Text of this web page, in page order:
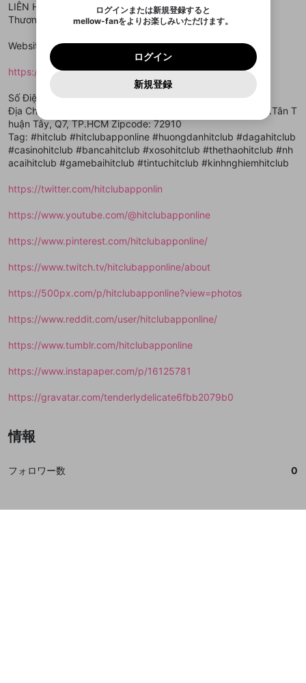
LIÊN HỆ VỚI CHÚNG TÔI
Thương Hiệu: hitclub
Website:
https://hitclubapp.online
Số Điện Thoại: (+84) 35 661 3211
Địa Chỉ: Số KE42, 43, đường Huỳnh Tân Phát, khu phố 1, P.Tân T
huận Tây, Q7, TP.HCM Zipcode: 72910
Tag: #hitclub #hitclubapponline #huongdanhitclub #dagahitclub
#casinohitclub #bancahitclub #xosohitclub #thethaohitclub #nh
acaihitclub #gamebaihitclub #tintuchitclub #kinhnghiemhitclub
https://twitter.com/hitclubapponlin
https://www.youtube.com/@hitclubapponline
https://www.pinterest.com/hitclubapponline/
https://www.twitch.tv/hitclubapponline/about
https://500px.com/p/hitclubapponline?view=photos
https://www.reddit.com/user/hitclubapponline/
https://www.tumblr.com/hitclubapponline
https://www.instapaper.com/p/16125781
https://gravatar.com/tenderlydelicate6fbb2079b0
情報
フォロワー数 0
キャンセル OK
OK
ファンレターを作成
動画プレイリストを選択
動画のプレイリストを一つ選択すると、そのプレイ
ることができます。
動画プレイリストを選択
動画プレイリストがありません
閉じる
を確認しました。
確認しました
Google
Yahoo! JAPAN
Appleでサインアップ
mellow-fanの利用規約・プライバシーポリシー ・外部
サービスとのID連携に関する同意事項に同意頂いた上
で、次にお進みください
次にお進みください。
アカウント作成
mellow-fanからのお得な情報をメールで受
Google
Yahoo! JAPAN
Appleでサインイン
mellow-fanの利用規約・プライバシーポリシー ・外部
サービスとのID連携に関する同意事項に同意頂いた上
で、次にお進みください
ログイン
パスワードを忘れた方はこちら
アカウントをお持ちですか？アカウントを作成する
ログインまたは新規登録すると
mellow-fanをよりお楽しみいただけます。
ログイン
新規登録
再設定する
のでご確認ください
OK
ご登録いただいた情報はサービスの向上を目的
として使用いたします。
一部サービスをご利用いただくには、生年月の
登録が必要です。
登録
メイン及びcs.openrec.co.jpドメイン）が受信拒否設
定に含まれていないかご確認ください。
入力
プレミアム会員に入会
著作権の侵害
なりすまし行為
出会いを誘導する行為
ねずみ講やマルチ商法
ゲームの録画禁止区域の配信
改造版・海賊版ソフトの配信
政治的・宗教的・人種的な内容
その他の問題
0
報告された問題については、利用規約に違反しているか
どうかをスタッフが確認します。
用することは、利用規約違反になります。
送信
閉じる
Discordアカウントを作成
Discordは第三者が提供するコミュニティーサービスで、
mellow-fanとは関わりがありません。Discordに関してのお
問い合わせにはお答えすることができません。Discordの仕
様変更により、限定コミュニティ特典の提供が終了する可能
します。
外部サービスとのID連携に関する同意事項